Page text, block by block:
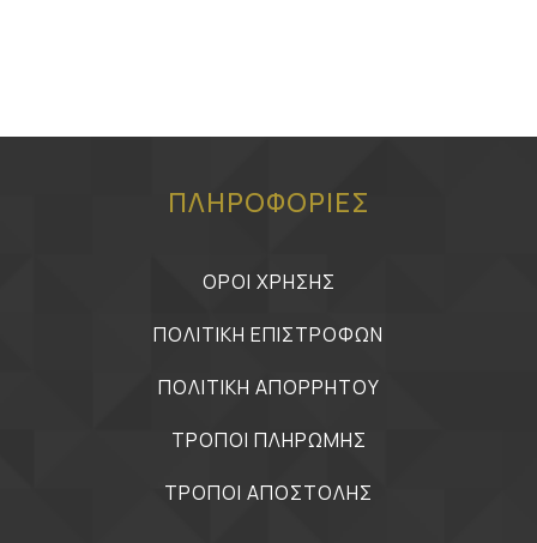
ΠΛΗΡΟΦΟΡΙΕΣ
ΟΡΟΙ ΧΡΗΣΗΣ
ΠΟΛΙΤΙΚΗ ΕΠΙΣΤΡΟΦΩΝ
ΠΟΛΙΤΙΚΗ ΑΠΟΡΡΗΤΟΥ
ΤΡΟΠΟΙ ΠΛΗΡΩΜΗΣ
ΤΡΟΠΟΙ ΑΠΟΣΤΟΛΗΣ